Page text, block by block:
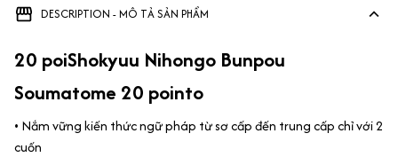
DESCRIPTION - MÔ TẢ SẢN PHẨM
20 poiShokyuu Nihongo Bunpou
Soumatome 20 pointo
• ️Nắm vững kiến thức ngữ pháp từ sơ cấp đến trung cấp chỉ với 2
cuốn